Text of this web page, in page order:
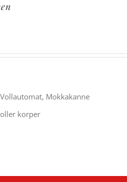
Mokkakanne
korper